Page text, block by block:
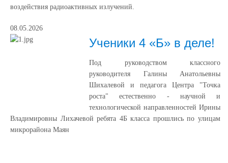
воздействия радиоактивных излучений.
08.05.2026
Ученики 4 «Б» в деле!
Под руководством классного
руководителя Галины Анатольевны
Шихалевой и педагога Центра "Точка
роста" естественно - научной и
технологической направленностей Ирины
Владимировны Лихачевой ребята 4Б класса прошлись по улицам
микрорайона Маян